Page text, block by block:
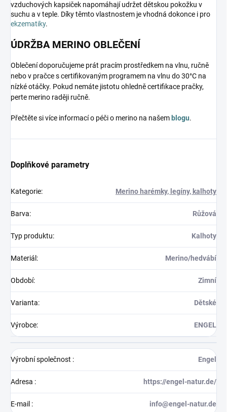
vzduchových kapsiček napomáhají udržet dětskou pokožku v
suchu a v teple. Díky těmto vlastnostem je vhodná dokonce i pro
ekzematiky.
ÚDRŽBA MERINO OBLEČENÍ
Oblečení doporučujeme prát pracím prostředkem na vlnu, ručně
nebo v pračce s certifikovaným programem na vlnu do 30°C na
nízké otáčky. Pokud nemáte jistotu ohledně certifikace pračky,
perte merino raději ručně.
Přečtěte si více informací o péči o merino na našem blogu.
Doplňkové parametry
Kategorie: Merino harémky, legíny, kalhoty
Barva: Růžová
Typ produktu: Kalhoty
Materiál : Merino/hedvábí
Období: Zimní
Varianta: Dětské
Výrobce: ENGEL
Výrobní společnost : Engel
Adresa : https://engel-natur.de/
E-mail : info@engel-natur.de